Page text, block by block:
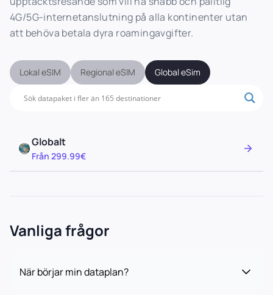
4G/5G-internetanslutning på alla kontinenter utan
att behöva betala dyra roamingavgifter.
Lokal eSIM Regional eSIM Global eSim
Globalt
Från 299.99€
Vanliga frågor
När börjar min dataplan?